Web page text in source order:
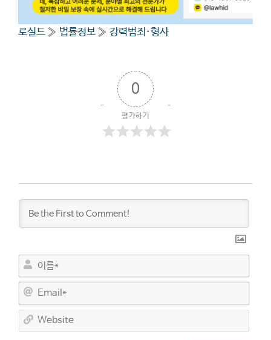
로실드 » 법률정보 » 강력범죄·형사
0
평가하기
*
a
l